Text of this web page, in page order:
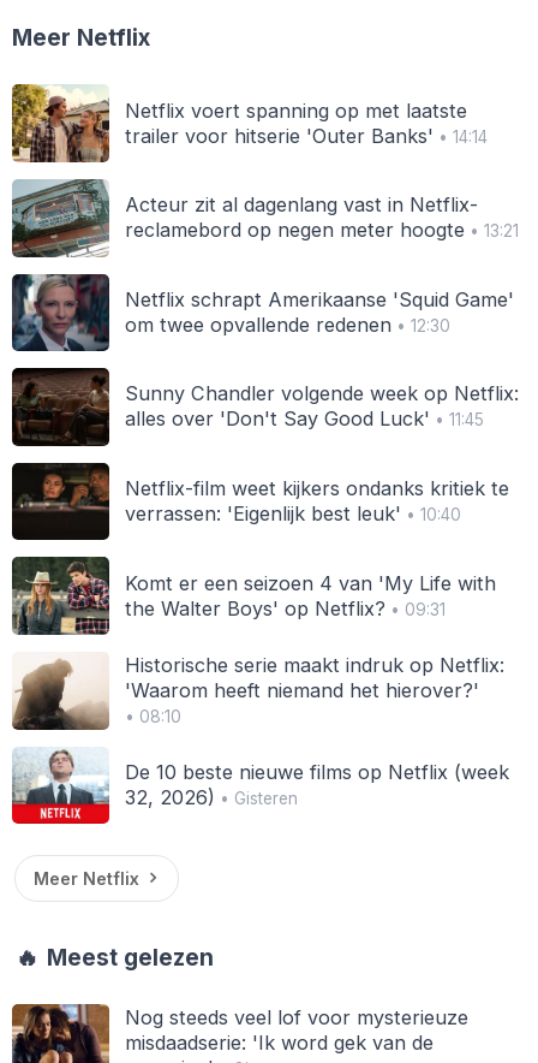
Meer Netflix
Netflix voert spanning op met laatste
trailer voor hitserie 'Outer Banks' • 14:14
Acteur zit al dagenlang vast in Netflix-
reclamebord op negen meter hoogte • 13:21
Netflix schrapt Amerikaanse 'Squid Game'
om twee opvallende redenen• 12:30
Sunny Chandler volgende week op Netflix:
alles over 'Don't Say Good Luck' • 11:45
Netflix-film weet kijkers ondanks kritiek te
verrassen: 'Eigenlijk best leuk' • 10:40
Komt er een seizoen 4 van 'My Life with
the Walter Boys' op Netflix? • 09:31
Historische serie maakt indruk op Netflix:
'Waarom heeft niemand het hierover?'
• 08:10
De 10 beste nieuwe films op Netflix (week
32, 2026) • Gisteren
Meer Netflix
🔥 Meest gelezen
Nog steeds veel lof voor mysterieuze
misdaadserie: 'Ik word gek van de